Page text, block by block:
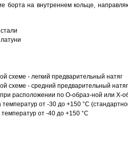
на внутреннем кольце,
схеме - легкий предварительный натяг
схеме - средний предварительный натяг
расположении по О-образ-ной или Х-
от -30 до +150 °C
от -40 до +150 °C